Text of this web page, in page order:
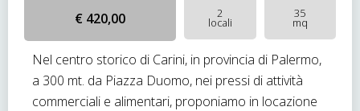
€ 420,00 2
locali
35
mq
Nel centro storico di Carini, in provincia di Palermo,
a 300 mt. da Piazza Duomo, nei pressi di attività
commerciali e alimentari, proponiamo in locazione